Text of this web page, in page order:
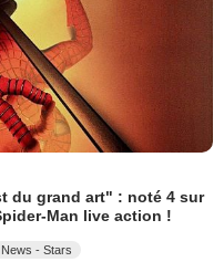
du grand art" : noté 4 sur
Man live action !
News - Stars